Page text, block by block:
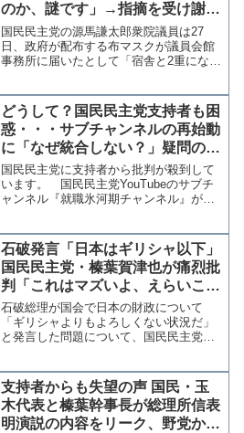
のか、謎です」→指摘を受け謝罪
「配布方法を理解していませんで
した。勉強します」
国民民主党の源馬謙太郎衆院議員は27
日、政府が配布する布マスクが議員会館
事務所に届いたとして「宿舎と2重になる
郵便で配布可能な場所に全て届くように
なってることを把握して...
どうして？国民民主党支持者も困
惑・・・サブチャンネルの再始動
に「なぜ統合しない？」疑問の声
が多数【KSLチャンネル】
国民民主党に支持者から批判が殺到して
います。 国民民主党YouTubeのサブチ
ャンネル『就職氷河期チャンネル』が、
支持者らからはとんでもなく評判が悪い
ようです。【お知...
石破発言「日本はギリシャ以下」
国民民主党・榛葉賀津也が痛烈批
判「これはマズいよ、えらいこと
になりますよ 」【KSLチャンネ
ル】
石破総理が国会で日本の財政について
「ギリシャよりもよろしくない状況だ」
と発言した問題について、国民民主党の
ない」と厳しく指摘しています。 石破
総理の発言は日本経済への...
支持者からも失望の声 国民・玉
木代表と榛葉幹事長が総理所信表
明演説の内容をリーク、野党から